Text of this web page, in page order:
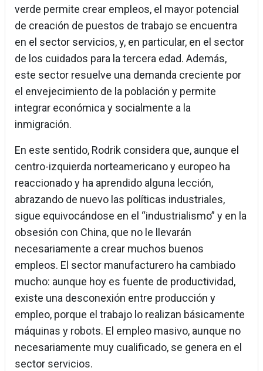
verde permite crear empleos, el mayor potencial
de creación de puestos de trabajo se encuentra
en el sector servicios, y, en particular, en el sector
de los cuidados para la tercera edad. Además,
este sector resuelve una demanda creciente por
el envejecimiento de la población y permite
integrar económica y socialmente a la
inmigración.
En este sentido, Rodrik considera que, aunque el
centro-izquierda norteamericano y europeo ha
reaccionado y ha aprendido alguna lección,
abrazando de nuevo las políticas industriales,
sigue equivocándose en el “industrialismo” y en la
obsesión con China, que no le llevarán
necesariamente a crear muchos buenos
empleos. El sector manufacturero ha cambiado
mucho: aunque hoy es fuente de productividad,
existe una desconexión entre producción y
empleo, porque el trabajo lo realizan básicamente
máquinas y robots. El empleo masivo, aunque no
necesariamente muy cualificado, se genera en el
sector servicios.